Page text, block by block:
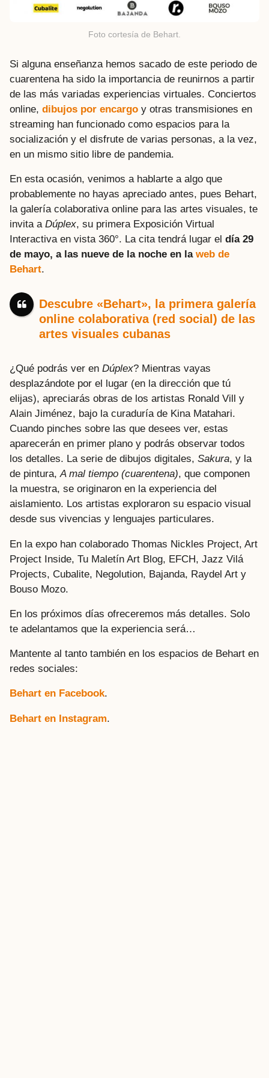
Foto cortesía de Behart.
Si alguna enseñanza hemos sacado de este periodo de
cuarentena ha sido la importancia de reunirnos a partir
de las más variadas experiencias virtuales. Conciertos
online, dibujos por encargo y otras transmisiones en
streaming han funcionado como espacios para la
socialización y el disfrute de varias personas, a la vez,
en un mismo sitio libre de pandemia.
En esta ocasión, venimos a hablarte a algo que
probablemente no hayas apreciado antes, pues Behart,
la galería colaborativa online para las artes visuales, te
invita a Dúplex, su primera Exposición Virtual
Interactiva en vista 360°. La cita tendrá lugar el día 29
de mayo, a las nueve de la noche en la web de
Behart.
Descubre «Behart», la primera galería
online colaborativa (red social) de las
artes visuales cubanas
¿Qué podrás ver en Dúplex? Mientras vayas
desplazándote por el lugar (en la dirección que tú
elijas), apreciarás obras de los artistas Ronald Vill y
Alain Jiménez, bajo la curaduría de Kina Matahari.
Cuando pinches sobre las que desees ver, estas
aparecerán en primer plano y podrás observar todos
los detalles. La serie de dibujos digitales, Sakura, y la
de pintura,A mal tiempo (cuarentena), que componen
la muestra, se originaron en la experiencia del
aislamiento. Los artistas exploraron su espacio visual
desde sus vivencias y lenguajes particulares.
En la expo han colaborado Thomas Nickles Project, Art
Project Inside, Tu Maletín Art Blog, EFCH, Jazz Vilá
Projects, Cubalite, Negolution, Bajanda, Raydel Art y
Bouso Mozo.
En los próximos días ofreceremos más detalles. Solo
te adelantamos que la experiencia será…
Mantente al tanto también en los espacios de Behart en
redes sociales:
Behart en Facebook.
Behart en Instagram.